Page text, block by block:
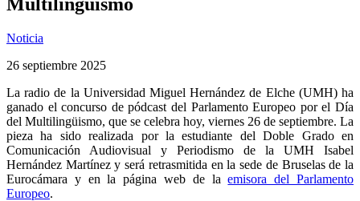
Noticia
26 septiembre 2025
La radio de la Universidad Miguel Hernández de Elche (UMH) ha
ganado el concurso de pódcast del Parlamento Europeo por el Día
del Multilingüismo, que se celebra hoy, viernes 26 de septiembre. La
pieza ha sido realizada por la estudiante del Doble Grado en
Comunicación Audiovisual y Periodismo de la UMH Isabel
Hernández Martínez y será retrasmitida en la sede de Bruselas de la
Eurocámara y en la página web de laemisora del Parlamento
Europeo.